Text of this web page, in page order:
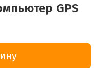
GPS